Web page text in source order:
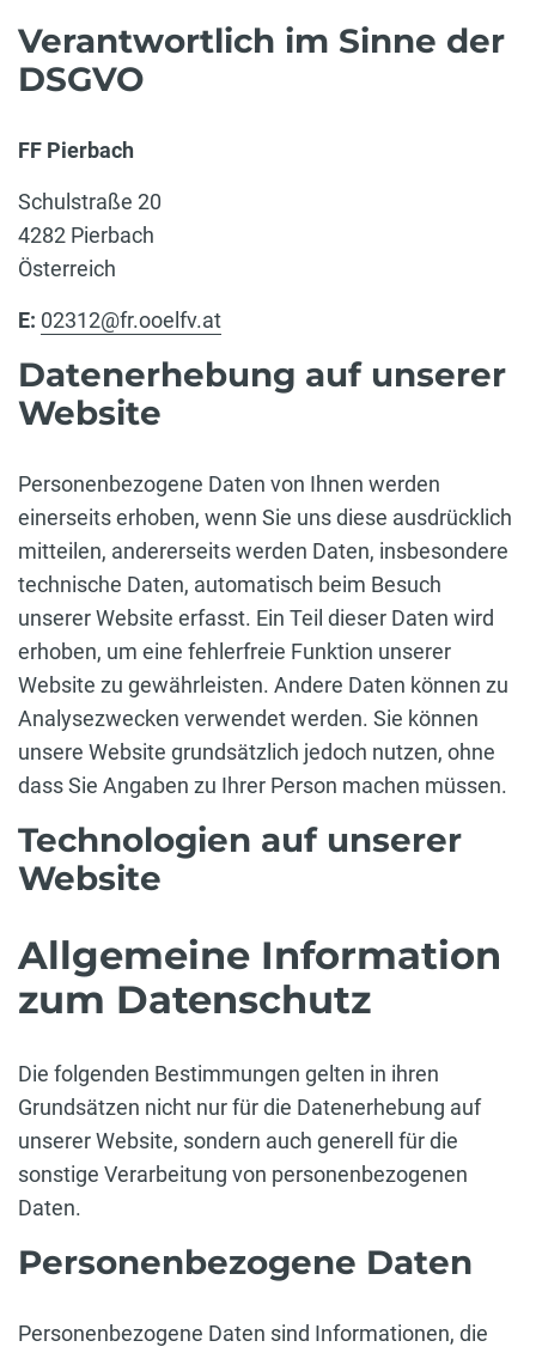
Verantwortlich im Sinne der
DSGVO
FF Pierbach
Schulstraße 20
4282 Pierbach
Österreich
E: 02312@fr.ooelfv.at
Datenerhebung auf unserer
Website
Personenbezogene Daten von Ihnen werden
einerseits erhoben, wenn Sie uns diese ausdrücklich
mitteilen, andererseits werden Daten, insbesondere
technische Daten, automatisch beim Besuch
unserer Website erfasst. Ein Teil dieser Daten wird
erhoben, um eine fehlerfreie Funktion unserer
Website zu gewährleisten. Andere Daten können zu
Analysezwecken verwendet werden. Sie können
unsere Website grundsätzlich jedoch nutzen, ohne
dass Sie Angaben zu Ihrer Person machen müssen.
Technologien auf unserer
Website
Allgemeine Information
zum Datenschutz
Die folgenden Bestimmungen gelten in ihren
Grundsätzen nicht nur für die Datenerhebung auf
unserer Website, sondern auch generell für die
sonstige Verarbeitung von personenbezogenen
Daten.
Personenbezogene Daten
Personenbezogene Daten sind Informationen, die